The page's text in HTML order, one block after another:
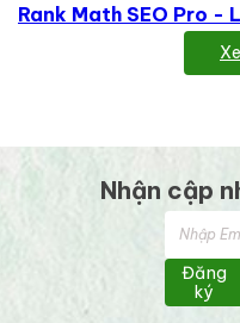
Rank Math SEO Pro -
Nhận cập
Đăng
ký